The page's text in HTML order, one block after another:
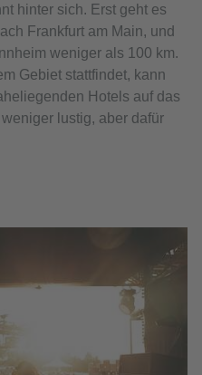
hinter sich. Erst geht es
Frankfurt am Main, und
weniger als 100 km.
Gebiet stattfindet, kann
Hotels auf das
lustig, aber dafür